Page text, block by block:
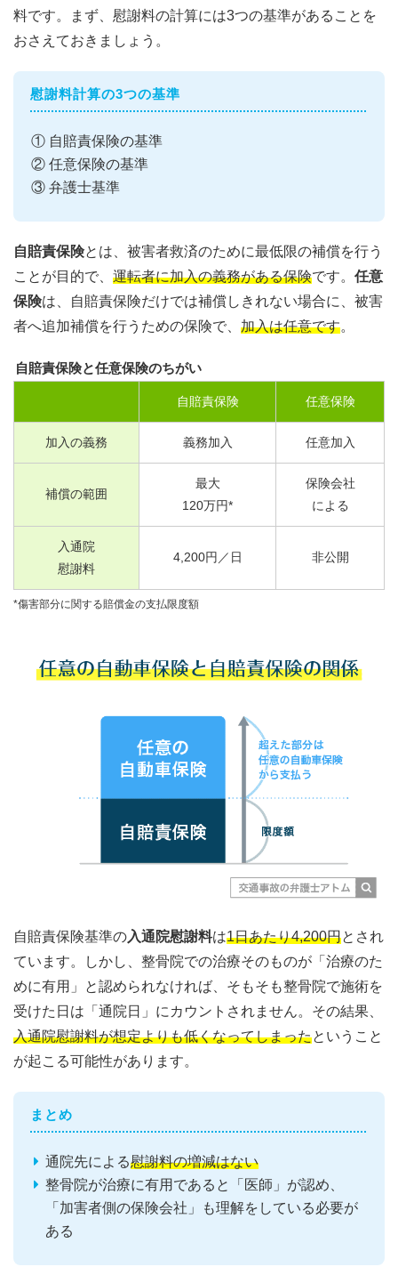
料です。まず、慰謝料の計算には3つの基準があることを
おさえておきましょう。
慰謝料計算の3つの基準
① 自賠責保険の基準
② 任意保険の基準
③ 弁護士基準
自賠責保険とは、被害者救済のために最低限の補償を行う
ことが目的で、 運転者に加入の義務がある保険です。 任意
保険は、自賠責保険だけでは補償しきれない場合に、被害
者へ追加補償を行うための保険で、 加入は任意です。
自賠責保険と任意保険のちがい
自賠責保険 任意保険
加入の義務 義務加入 任意加入
補償の範囲
最大
120万円*
保険会社
による
入通院
慰謝料
4,200円／日 非公開
*傷害部分に関する賠償金の支払限度額
自賠責保険基準の入通院慰謝料は1日あたり4,200円とされ
ています。しかし、整骨院での治療そのものが「治療のた
めに有用」と認められなければ、そもそも整骨院で施術を
受けた日は「通院日」にカウントされません。その結果、
入通院慰謝料が想定よりも低くなってしまったということ
が起こる可能性があります。
まとめ
通院先による慰謝料の増減はない
整骨院が治療に有用であると「医師」が認め、
「加害者側の保険会社」も理解をしている必要が
ある